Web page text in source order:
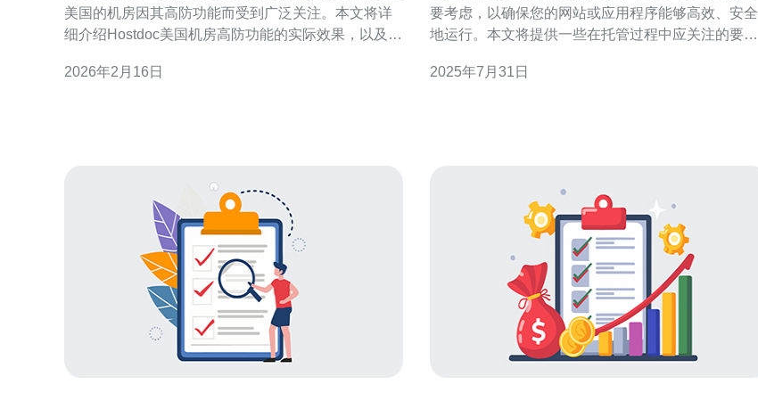
美国的机房因其高防功能而受到广泛关注。本文将详
细介绍Hostdoc美国机房高防功能的实际效果，以及如
防功能 高防功能是指通过技术手段，针对DDoS（分
2026年2月16日
要考虑，以确保您的网站或应用程序能够高效、安全
地运行。本文将提供一些在托管过程中应关注的要
您实现最佳的网络性能。 选择合适的服务器类型 在美
2025年7月31日